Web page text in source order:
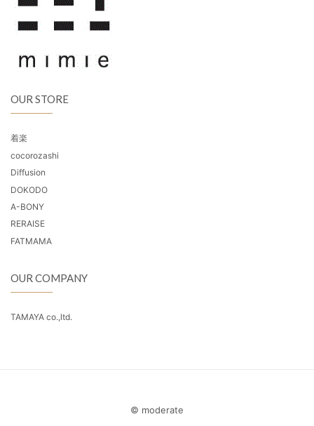
OUR STORE
着楽
cocorozashi
Diffusion
DOKODO
A-BONY
RERAISE
FATMAMA
OUR COMPANY
TAMAYA co.,ltd.
© moderate